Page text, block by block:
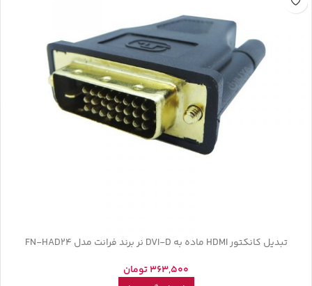
تبدیل کانکتور HDMI ماده به DVI-D نر برند فرانت مدل FN-HAD24
363,500تومان